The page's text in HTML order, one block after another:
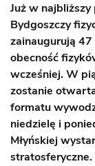
Już w
Bydgoszczy
zainaugurują
obecność
wcześniej. W
zostanie
formatu
niedzielę i
Młyńskiej
stratosferyczne.